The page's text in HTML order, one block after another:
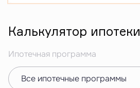
Калькулятор ипотеки
Ипотечная программа
Все ипотечные программы